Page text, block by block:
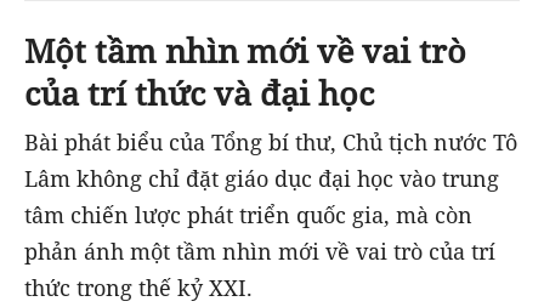
Một tầm nhìn mới về vai trò
của trí thức và đại học
Bài phát biểu của Tổng bí thư, Chủ tịch nước Tô
Lâm không chỉ đặt giáo dục đại học vào trung
tâm chiến lược phát triển quốc gia, mà còn
phản ánh một tầm nhìn mới về vai trò của trí
thức trong thế kỷ XXI.